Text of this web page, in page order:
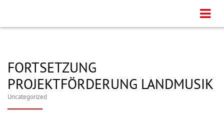
FORTSETZUNG
PROJEKTFÖRDERUNG LANDMUSIK
Uncategorized